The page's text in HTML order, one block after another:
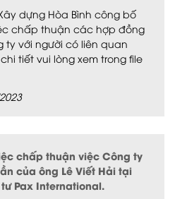
dựng Hòa Bình công bố
chấp thuận các hợp đồng
ty với người có liên quan
tiết vui lòng xem trong file
chấp thuận việc Công ty
của ông Lê Viết Hải tại
Pax International.